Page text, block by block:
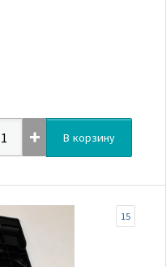
В корзину
15